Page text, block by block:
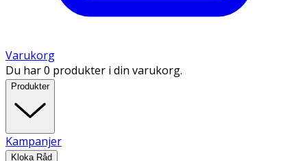
Varukorg
Du har 0 produkter i din varukorg.
Produkter
Kampanjer
Kloka Råd